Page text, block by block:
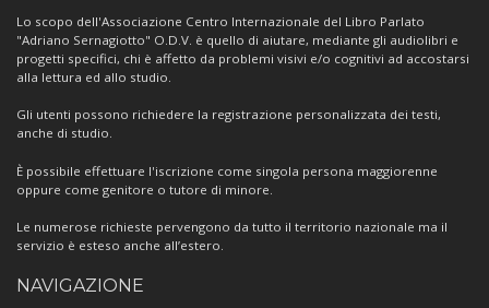
Centro
Lo scopo dell'Associazione Centro Internazionale del Libro Parlato
"Adriano Sernagiotto" O.D.V. è quello di aiutare, mediante gli audiolibri e
progetti specifici, chi è affetto da problemi visivi e/o cognitivi ad accostarsi
alla lettura ed allo studio.
Gli utenti possono richiedere la registrazione personalizzata dei testi,
anche di studio.
È possibile effettuare l'iscrizione come singola persona maggiorenne
oppure come genitore o tutore di minore.
Le numerose richieste pervengono da tutto il territorio nazionale ma il
servizio è esteso anche all’estero.
NAVIGAZIONE